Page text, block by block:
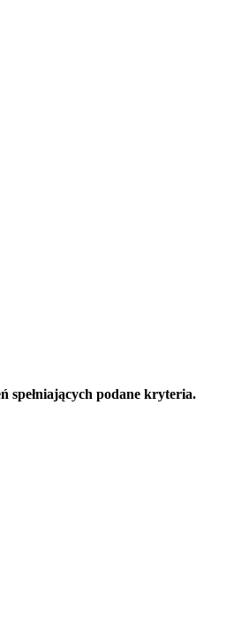
spełniających podane kryteria.